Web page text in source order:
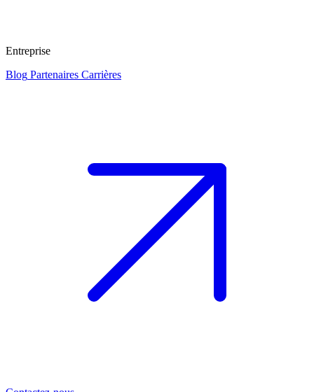
Entreprise
Blog Partenaires Carrières